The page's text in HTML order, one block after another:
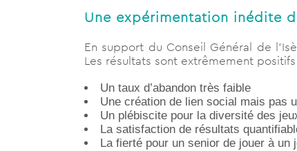
Une expérimentation inédite
En support du Conseil Général de
Les résultats sont extrêmement positifs
Un taux d’abandon très faible
Une création de lien social mais pas
Un plébiscite pour la diversité des
La satisfaction de résultats
La fierté pour un senior de jouer à